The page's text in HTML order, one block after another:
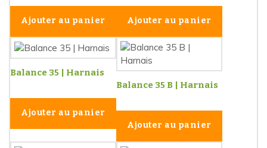
Ajouter au panier Ajouter au panier
Balance 35 | Harnais
Ajouter au panier
Balance 35 B | Harnais
Ajouter au panier